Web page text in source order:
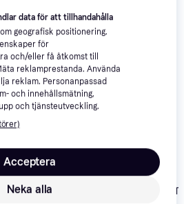
av produkter som kanske skulle
Master Fitness T25
Trekkrunner
data för att tillhandahålla
geografisk positionering.
för
och/eller få åtkomst till
reklamprestanda. Använda
reklam. Personanpassad
och innehållsmätning,
och tjänsteutveckling.
Neka alla
Acceptera